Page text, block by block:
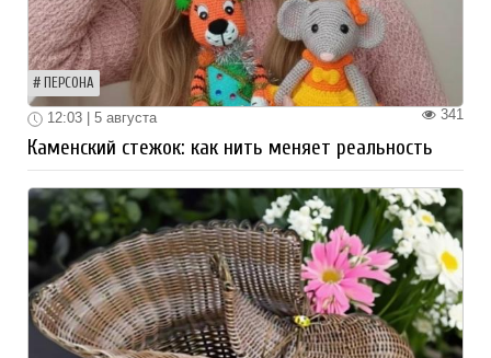
ПЕРСОНА
341
12:03 | 5 августа
Каменский стежок: как нить меняет реальность